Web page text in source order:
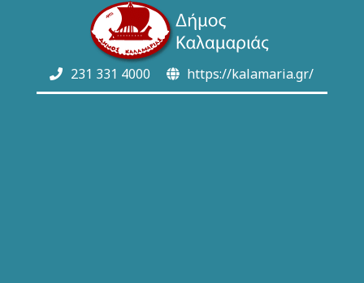
231 331 4000 https://kalamaria.gr/